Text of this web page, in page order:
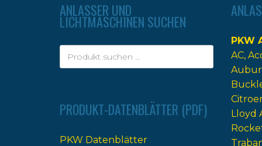
ANLASSER UND
LICHTMASCHINEN SUCHEN
PRODUKT-DATENBLÄTTER (PDF)
PKW Datenblätter
PKW
AC
Lloyd